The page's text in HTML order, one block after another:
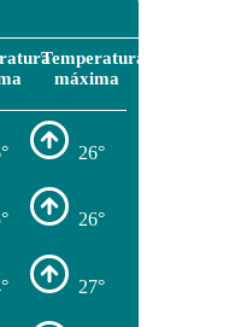
Temperatura
máxima
26°
26°
27°